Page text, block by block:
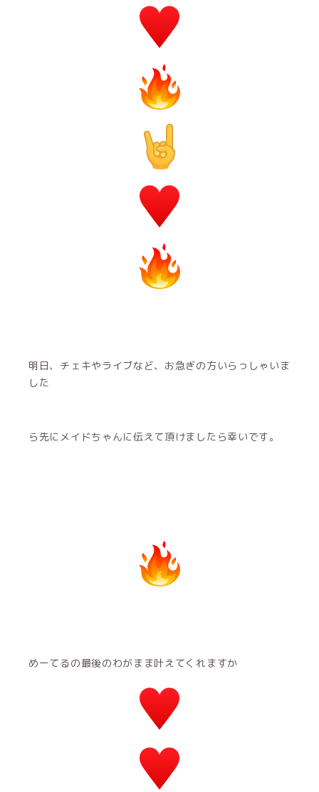
明日、チェキやライブなど、お急ぎの方いらっしゃいま
した
ら先にメイドちゃんに伝えて頂けましたら幸いです。
めーてるの最後のわがまま叶えてくれますか